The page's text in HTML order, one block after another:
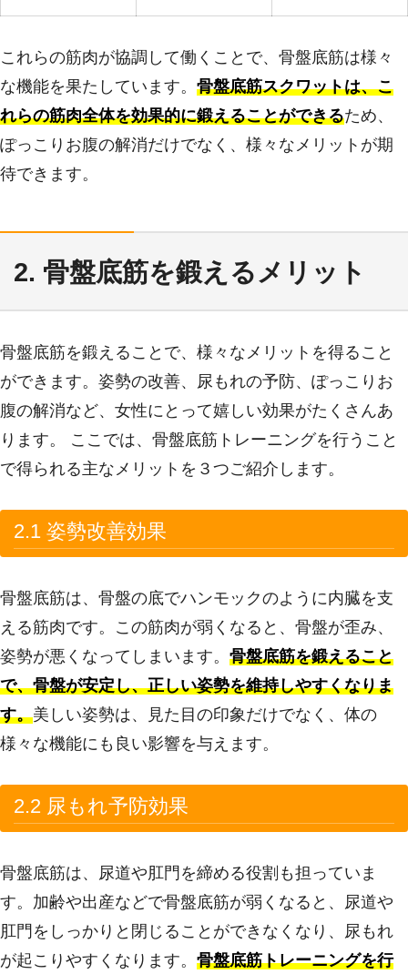
これらの筋肉が協調して働くことで、骨盤底筋は様々
な機能を果たしています。 骨盤底筋スクワットは、こ
れらの筋肉全体を効果的に鍛えることができるため、
ぽっこりお腹の解消だけでなく、様々なメリットが期
待できます。
2. 骨盤底筋を鍛えるメリット
骨盤底筋を鍛えることで、様々なメリットを得ること
ができます。姿勢の改善、尿もれの予防、ぽっこりお
腹の解消など、女性にとって嬉しい効果がたくさんあ
ります。 ここでは、骨盤底筋トレーニングを行うこと
で得られる主なメリットを３つご紹介します。
2.1 姿勢改善効果
骨盤底筋は、骨盤の底でハンモックのように内臓を支
える筋肉です。この筋肉が弱くなると、骨盤が歪み、
姿勢が悪くなってしまいます。 骨盤底筋を鍛えること
で、骨盤が安定し、正しい姿勢を維持しやすくなりま
す。美しい姿勢は、見た目の印象だけでなく、体の
様々な機能にも良い影響を与えます。
2.2 尿もれ予防効果
骨盤底筋は、尿道や肛門を締める役割も担っていま
す。加齢や出産などで骨盤底筋が弱くなると、尿道や
肛門をしっかりと閉じることができなくなり、尿もれ
が起こりやすくなります。 骨盤底筋トレーニングを行